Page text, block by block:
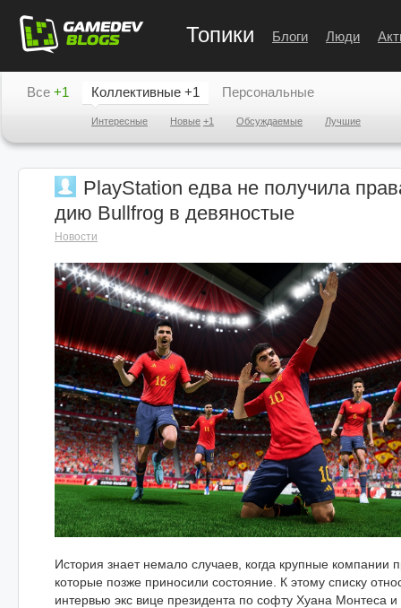
Топики Блоги Люди
Все +1 Коллективные +1
Интересные Новые +1 Обсуждаемые Лучшие
Персональные
PlayStation едва не получила
дию Bullfrog в девяностые
Новости
История знает немало случаев, когда крупные компании
которые позже приносили состояние. К этому списку
интервью экс вице президента по софту Хуана Монтеса